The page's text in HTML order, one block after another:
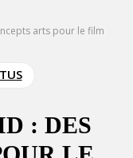
arts pour le film
: DES